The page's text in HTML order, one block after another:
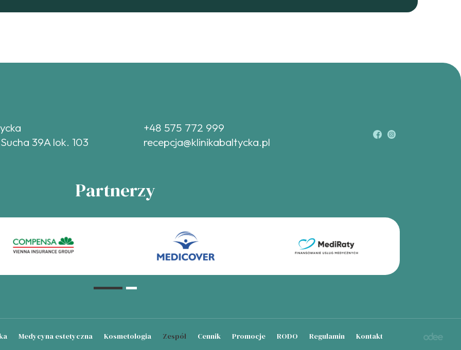
39A lok. 103
+48 575 772 999
recepcja@klinikabaltycka.pl
Partnerzy
Medycyna estetyczna Kosmetologia Zespół Cennik Promocje RODO Regulamin Kontakt